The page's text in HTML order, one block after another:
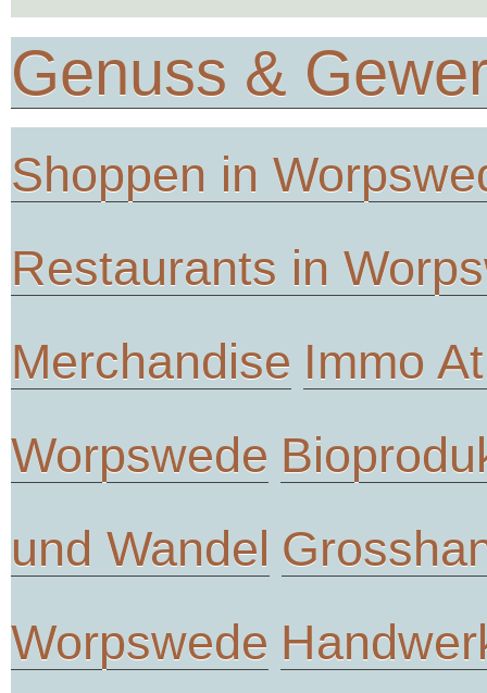
Genuss &
Shoppen in
Restaurants in
Merchandise Immo
Worpswede
und Wandel
Worpswede